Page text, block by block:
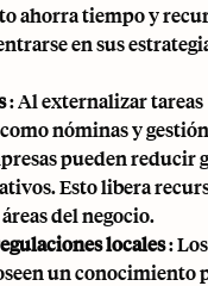
ahorra tiempo y
en sus
: Al externalizar tareas
nóminas y
pueden reducir
Esto libera
del negocio.
locales:
un conocimiento